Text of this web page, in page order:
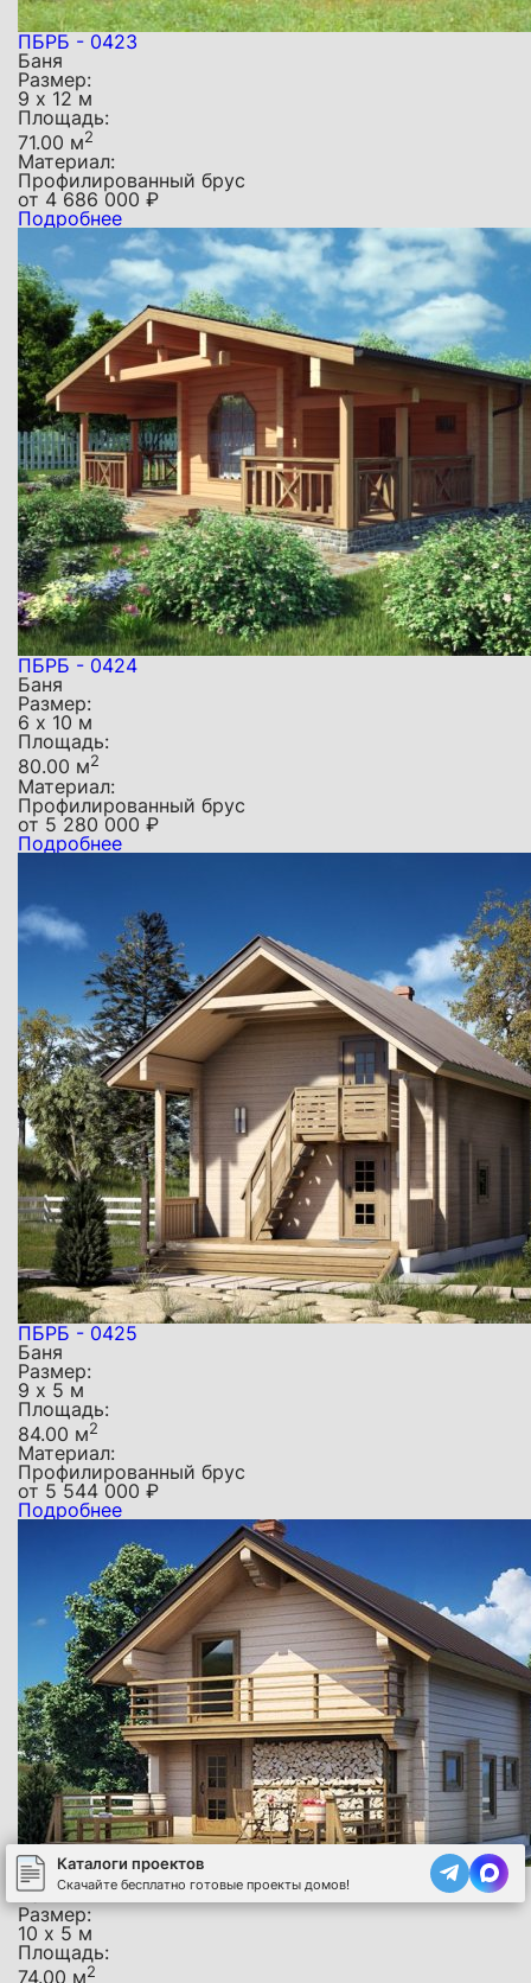
ПБРБ - 0423
Баня
Размер:
9 х 12 м
Площадь:
71.00 м2
Материал:
Профилированный брус
от 4 686 000 ₽
Подробнее
ПБРБ - 0424
Баня
Размер:
6 х 10 м
Площадь:
80.00 м2
Материал:
Профилированный брус
от 5 280 000 ₽
Подробнее
ПБРБ - 0425
Баня
Размер:
9 х 5 м
Площадь:
84.00 м2
Материал:
Профилированный брус
от 5 544 000 ₽
Подробнее
ПБРБ - 0426
Баня
Размер:
10 х 5 м
Площадь:
74.00 м2
Каталоги проектов
Скачайте бесплатно готовые проекты домов!